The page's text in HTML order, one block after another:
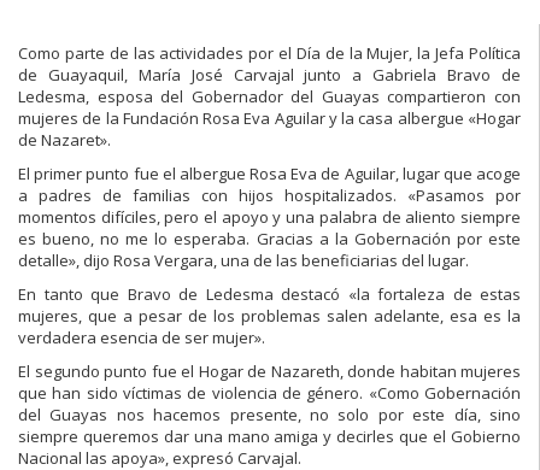
Como parte de las actividades por el Día de la Mujer, la Jefa Política
de Guayaquil, María José Carvajal junto a Gabriela Bravo de
Ledesma, esposa del Gobernador del Guayas compartieron con
mujeres de la Fundación Rosa Eva Aguilar y la casa albergue «Hogar
de Nazaret».
El primer punto fue el albergue Rosa Eva de Aguilar, lugar que acoge
a padres de familias con hijos hospitalizados. «Pasamos por
momentos difíciles, pero el apoyo y una palabra de aliento siempre
es bueno, no me lo esperaba. Gracias a la Gobernación por este
detalle», dijo Rosa Vergara, una de las beneficiarias del lugar.
En tanto que Bravo de Ledesma destacó «la fortaleza de estas
mujeres, que a pesar de los problemas salen adelante, esa es la
verdadera esencia de ser mujer».
El segundo punto fue el Hogar de Nazareth, donde habitan mujeres
que han sido víctimas de violencia de género. «Como Gobernación
del Guayas nos hacemos presente, no solo por este día, sino
siempre queremos dar una mano amiga y decirles que el Gobierno
Nacional las apoya», expresó Carvajal.